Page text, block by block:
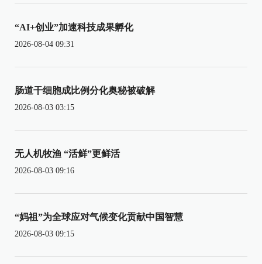
“AI+创业”加速科技成果孵化
2026-08-04 09:31
肠道干细胞成比例分化奥秘被破解
2026-08-03 03:15
无人机牧渔 “活鲜”更鲜活
2026-08-03 09:16
“妈祖”为全球应对气候变化贡献中国智慧
2026-08-03 09:15